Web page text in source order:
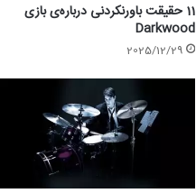
11 حقیقت باورنکردنی درباره‌ی بازی
Darkwood
2025/12/29